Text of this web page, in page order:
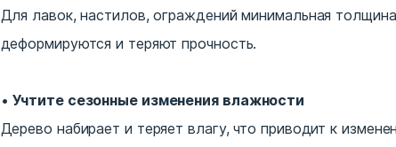
Для лавок, настилов, ограждений минимальная
деформируются и теряют прочность.
Учтите сезонные изменения влажности
Дерево набирает и теряет влагу, что приводит к